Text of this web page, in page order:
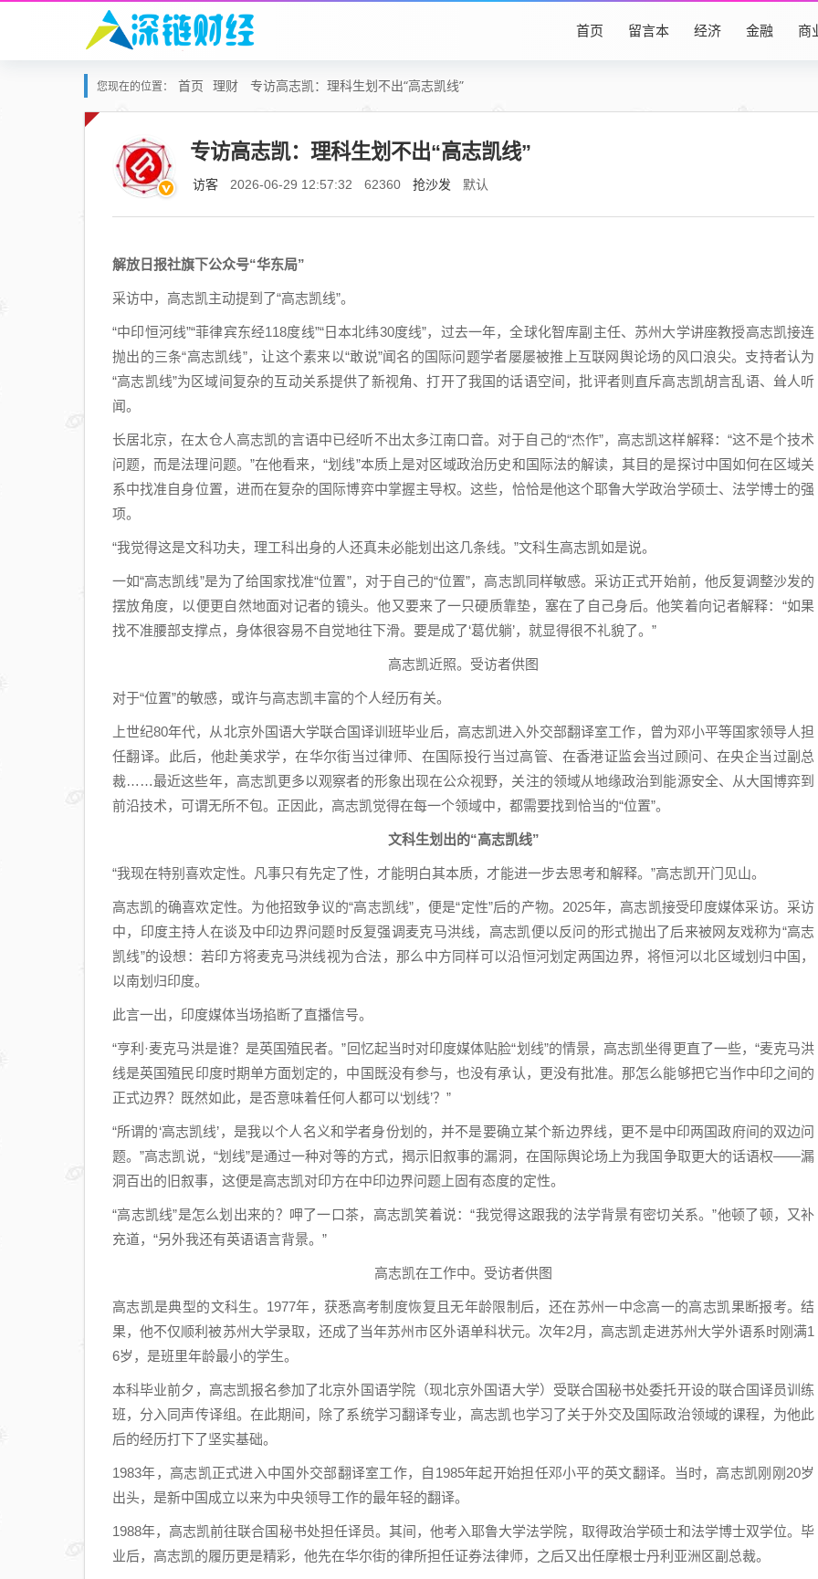
首页 留言本 经济 金融 商
您现在的位置： 首页 理财 专访高志凯：理科生划不出“高志凯线”
专访高志凯：理科生划不出“高志凯线”
访客 2026-06-29 12:57:32 62360 抢沙发 默认
解放日报社旗下公众号“华东局”
采访中，高志凯主动提到了“高志凯线”。
“中印恒河线”“菲律宾东经118度线”“日本北纬30度线”，过去一年，全球化智库副主任、苏州大学讲座教授高志凯接连
抛出的三条“高志凯线”，让这个素来以“敢说”闻名的国际问题学者屡屡被推上互联网舆论场的风口浪尖。支持者认为
“高志凯线”为区域间复杂的互动关系提供了新视角、打开了我国的话语空间，批评者则直斥高志凯胡言乱语、耸人听
闻。
长居北京，在太仓人高志凯的言语中已经听不出太多江南口音。对于自己的“杰作”，高志凯这样解释：“这不是个技术
问题，而是法理问题。”在他看来，“划线”本质上是对区域政治历史和国际法的解读，其目的是探讨中国如何在区域关
系中找准自身位置，进而在复杂的国际博弈中掌握主导权。这些，恰恰是他这个耶鲁大学政治学硕士、法学博士的强
项。
“我觉得这是文科功夫，理工科出身的人还真未必能划出这几条线。”文科生高志凯如是说。
一如“高志凯线”是为了给国家找准“位置”，对于自己的“位置”，高志凯同样敏感。采访正式开始前，他反复调整沙发的
摆放角度，以便更自然地面对记者的镜头。他又要来了一只硬质靠垫，塞在了自己身后。他笑着向记者解释：“如果
找不准腰部支撑点，身体很容易不自觉地往下滑。要是成了‘葛优躺’，就显得很不礼貌了。”
高志凯近照。受访者供图
对于“位置”的敏感，或许与高志凯丰富的个人经历有关。
上世纪80年代，从北京外国语大学联合国译训班毕业后，高志凯进入外交部翻译室工作，曾为邓小平等国家领导人担
任翻译。此后，他赴美求学，在华尔街当过律师、在国际投行当过高管、在香港证监会当过顾问、在央企当过副总
裁……最近这些年，高志凯更多以观察者的形象出现在公众视野，关注的领域从地缘政治到能源安全、从大国博弈到
前沿技术，可谓无所不包。正因此，高志凯觉得在每一个领域中，都需要找到恰当的“位置”。
文科生划出的“高志凯线”
“我现在特别喜欢定性。凡事只有先定了性，才能明白其本质，才能进一步去思考和解释。”高志凯开门见山。
高志凯的确喜欢定性。为他招致争议的“高志凯线”，便是“定性”后的产物。2025年，高志凯接受印度媒体采访。采访
中，印度主持人在谈及中印边界问题时反复强调麦克马洪线，高志凯便以反问的形式抛出了后来被网友戏称为“高志
凯线”的设想：若印方将麦克马洪线视为合法，那么中方同样可以沿恒河划定两国边界，将恒河以北区域划归中国，
以南划归印度。
此言一出，印度媒体当场掐断了直播信号。
“亨利·麦克马洪是谁？是英国殖民者。”回忆起当时对印度媒体贴脸“划线”的情景，高志凯坐得更直了一些，“麦克马洪
线是英国殖民印度时期单方面划定的，中国既没有参与，也没有承认，更没有批准。那怎么能够把它当作中印之间的
正式边界？既然如此，是否意味着任何人都可以‘划线’？”
“所谓的‘高志凯线’，是我以个人名义和学者身份划的，并不是要确立某个新边界线，更不是中印两国政府间的双边问
题。”高志凯说，“划线”是通过一种对等的方式，揭示旧叙事的漏洞，在国际舆论场上为我国争取更大的话语权——漏
洞百出的旧叙事，这便是高志凯对印方在中印边界问题上固有态度的定性。
“高志凯线”是怎么划出来的？呷了一口茶，高志凯笑着说：“我觉得这跟我的法学背景有密切关系。”他顿了顿，又补
充道，“另外我还有英语语言背景。”
高志凯在工作中。受访者供图
高志凯是典型的文科生。1977年，获悉高考制度恢复且无年龄限制后，还在苏州一中念高一的高志凯果断报考。结
果，他不仅顺利被苏州大学录取，还成了当年苏州市区外语单科状元。次年2月，高志凯走进苏州大学外语系时刚满1
6岁，是班里年龄最小的学生。
本科毕业前夕，高志凯报名参加了北京外国语学院（现北京外国语大学）受联合国秘书处委托开设的联合国译员训练
班，分入同声传译组。在此期间，除了系统学习翻译专业，高志凯也学习了关于外交及国际政治领域的课程，为他此
后的经历打下了坚实基础。
1983年，高志凯正式进入中国外交部翻译室工作，自1985年起开始担任邓小平的英文翻译。当时，高志凯刚刚20岁
出头，是新中国成立以来为中央领导工作的最年轻的翻译。
1988年，高志凯前往联合国秘书处担任译员。其间，他考入耶鲁大学法学院，取得政治学硕士和法学博士双学位。毕
业后，高志凯的履历更是精彩，他先在华尔街的律所担任证券法律师，之后又出任摩根士丹利亚洲区副总裁。